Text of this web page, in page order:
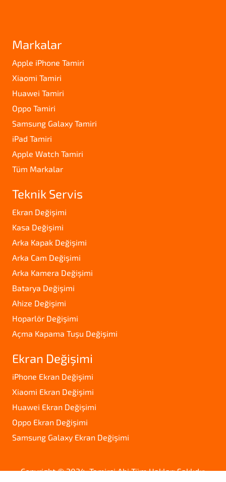
Markalar
Apple iPhone Tamiri
Xiaomi Tamiri
Huawei Tamiri
Oppo Tamiri
Samsung Galaxy Tamiri
iPad Tamiri
Apple Watch Tamiri
Tüm Markalar
Teknik Servis
Ekran Değişimi
Kasa Değişimi
Arka Kapak Değişimi
Arka Cam Değişimi
Arka Kamera Değişimi
Batarya Değişimi
Ahize Değişimi
Hoparlör Değişimi
Açma Kapama Tuşu Değişimi
Ekran Değişimi
iPhone Ekran Değişimi
Xiaomi Ekran Değişimi
Huawei Ekran Değişimi
Oppo Ekran Değişimi
Samsung Galaxy Ekran Değişimi
Copyright © 2024. Tamirci Abi Tüm Hakları Saklıdır.